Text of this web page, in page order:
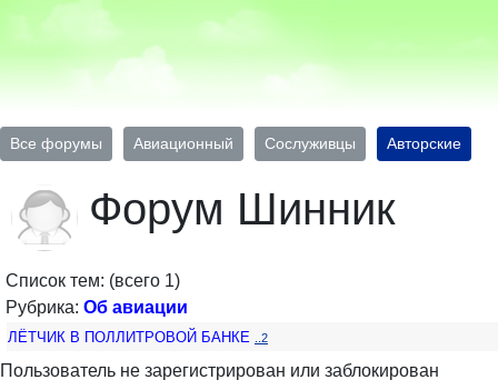
Все форумы Авиационный Сослуживцы Авторские
Форум Шинник
Список тем: (всего 1)
Рубрика: Об авиации
ЛЁТЧИК В ПОЛЛИТРОВОЙ БАНКЕ ..2
Пользователь не зарегистрирован или заблокирован